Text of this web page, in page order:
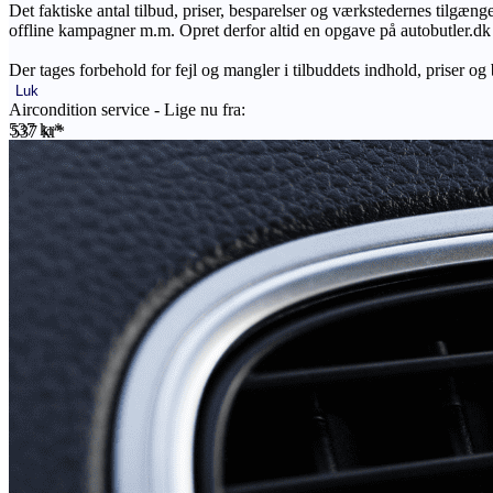
Det faktiske antal tilbud, priser, besparelser og værkstedernes
offline kampagner m.m. Opret derfor altid en opgave på
Der tages forbehold for fejl og mangler i tilbuddets indhold, priser og
Luk
Aircondition service - Lige nu fra:
537 kr*